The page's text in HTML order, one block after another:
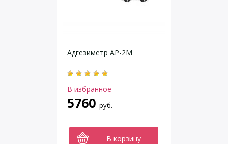
Адгезиметр АР-2М
В избранное
5760 руб.
В корзину